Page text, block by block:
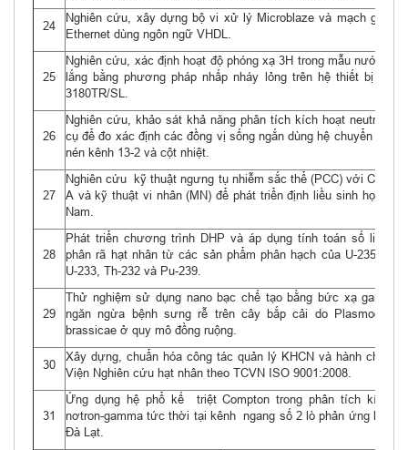
24
Nghiên cứu, xây dựng bộ vi xử lý Microblaze và mạch giao
Ethernet dùng ngôn ngữ VHDL.
25
Nghiên cứu, xác định hoạt độ phóng xạ 3H trong mẫu nước và
lắng bằng phương pháp nhấp nháy lỏng trên hệ thiết bị Tri-
3180TR/SL.
26
Nghiên cứu, khảo sát khả năng phân tích kích hoạt neutron
cụ để đo xác định các đồng vị sống ngắn dùng hệ chuyển mẫu
nén kênh 13-2 và cột nhiệt.
27
Nghiên cứu kỹ thuật ngưng tụ nhiễm sắc thể (PCC) với
A và kỹ thuật vi nhân (MN) để phát triển định liều sinh học ở
Nam.
28
Phát triển chương trình DHP và áp dụng tính toán số liệu
phân rã hạt nhân từ các sản phẩm phân hạch của U-235, U-
U-233, Th-232 và Pu-239.
29
Thử nghiệm sử dụng nano bạc chế tạo bằng bức xạ gamma
ngăn ngừa bệnh sưng rễ trên cây bắp cải do
brassicae ở quy mô đồng ruộng.
30
Xây dựng, chuẩn hóa công tác quản lý KHCN và hành chính
Viện Nghiên cứu hạt nhân theo TCVN ISO 9001:2008.
31
Ứng dụng hệ phổ kế triệt Compton trong phân tích kích
nơtron-gamma tức thời tại kênh ngang số 2 lò phản ứng hạt
Đà Lạt.